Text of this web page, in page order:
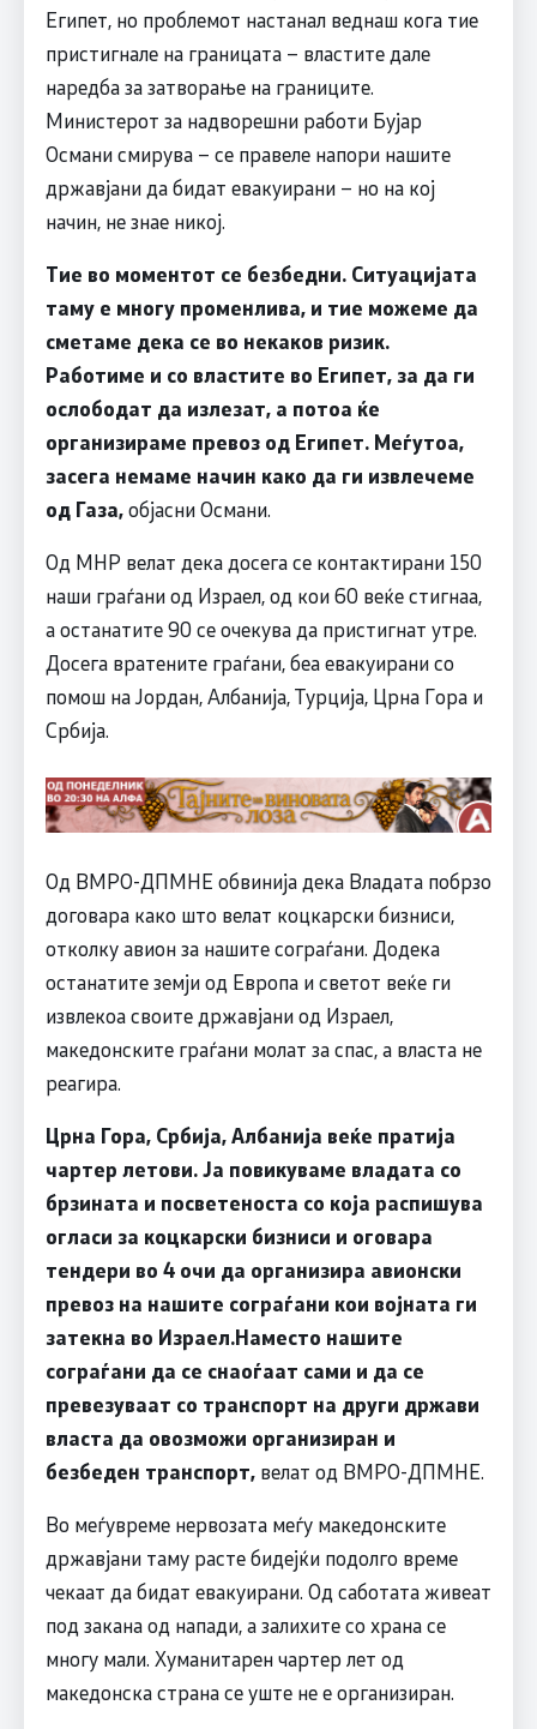
Египет, но проблемот настанал веднаш кога тие
пристигнале на границата – властите дале
наредба за затворање на границите.
Министерот за надворешни работи Бујар
Османи смирува – се правеле напори нашите
државјани да бидат евакуирани – но на кој
начин, не знае никој.
Тие во моментот се безбедни. Ситуацијата
таму е многу променлива, и тие можеме да
сметаме дека се во некаков ризик.
Работиме и со властите во Египет, за да ги
ослободат да излезат, а потоа ќе
организираме превоз од Египет. Меѓутоа,
засега немаме начин како да ги извлечеме
од Газа,објасни Османи.
Од МНР велат дека досега се контактирани 150
наши граѓани од Израел, од кои 60 веќе стигнаа,
а останатите 90 се очекува да пристигнат утре.
Досега вратените граѓани, беа евакуирани со
помош на Јордан, Албанија, Турција, Црна Гора и
Србија.
Од ВМРО-ДПМНЕ обвинија дека Владата побрзо
договара како што велат коцкарски бизниси,
отколку авион за нашите сограѓани. Додека
останатите земји од Европа и светот веќе ги
извлекоа своите државјани од Израел,
македонските граѓани молат за спас, а власта не
реагира.
Црна Гора, Србија, Албанија веќе пратија
чартер летови. Ја повикуваме владата со
брзината и посветеноста со која распишува
огласи за коцкарски бизниси и оговара
тендери во 4 очи да организира авионски
превоз на нашите сограѓани кои војната ги
затекна во Израел.Наместо нашите
сограѓани да се снаоѓаат сами и да се
превезуваат со транспорт на други држави
власта да овозможи организиран и
безбеден транспорт, велат од ВМРО-ДПМНЕ.
Во меѓувреме нервозата меѓу македонските
државјани таму расте бидејќи подолго време
чекаат да бидат евакуирани. Од саботата живеат
под закана од напади, а залихите со храна се
многу мали. Хуманитарен чартер лет од
македонска страна се уште не е организиран.